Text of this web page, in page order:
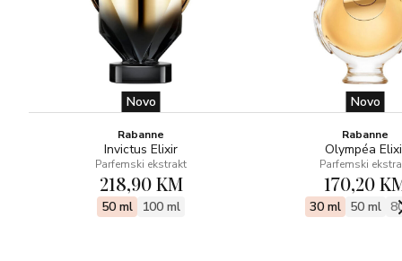
Novo
Rabanne
Invictus Elixir
Parfemski ekstrakt
218,90 KM
50 ml 100 ml
Novo
Rabanne
Olympéa
Parfemski
170,20
30 ml 50 ml